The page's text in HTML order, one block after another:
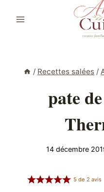
/ Recettes salées /
pate
14 décembre
5 de2 avis